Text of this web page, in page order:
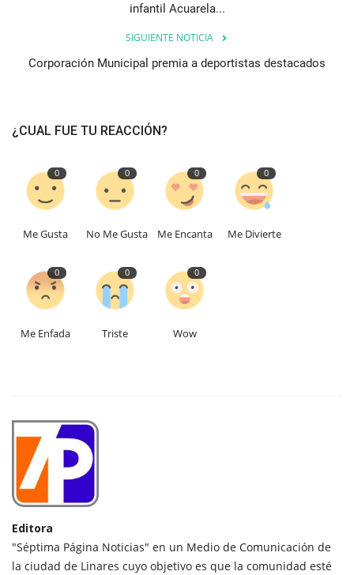
infantil Acuarela...
SIGUIENTE NOTICIA
Corporación Municipal premia a deportistas destacados
¿CUAL FUE TU REACCIÓN?
0
Me Gusta
0
No Me Gusta
0
Me Encanta
0
Me Divierte
0
Me Enfada
0
Triste
0
Wow
Editora
"Séptima Página Noticias" en un Medio de Comunicación de
la ciudad de Linares cuyo objetivo es que la comunidad esté